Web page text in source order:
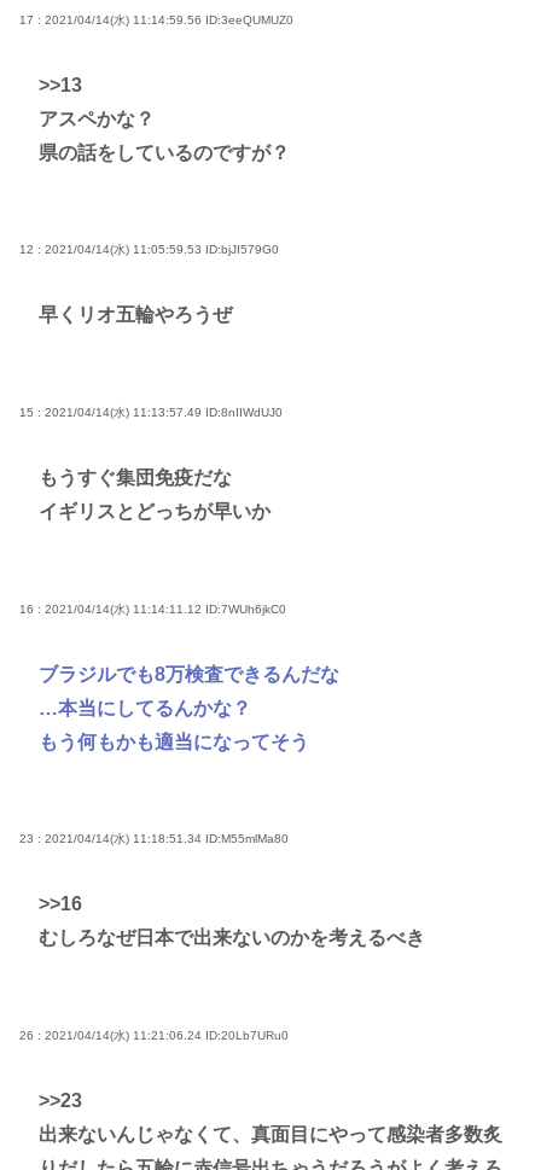
17 : 2021/04/14(水) 11:14:59.56 ID:3eeQUMUZ0
>>13
アスペかな？
県の話をしているのですが？
12 : 2021/04/14(水) 11:05:59.53 ID:bjJI579G0
早くリオ五輪やろうぜ
15 : 2021/04/14(水) 11:13:57.49 ID:8nIIWdUJ0
もうすぐ集団免疫だな
イギリスとどっちが早いか
16 : 2021/04/14(水) 11:14:11.12 ID:7WUh6jkC0
ブラジルでも8万検査できるんだな
…本当にしてるんかな？
もう何もかも適当になってそう
23 : 2021/04/14(水) 11:18:51.34 ID:M55mlMa80
>>16
むしろなぜ日本で出来ないのかを考えるべき
26 : 2021/04/14(水) 11:21:06.24 ID:20Lb7URu0
>>23
出来ないんじゃなくて、真面目にやって感染者多数炙